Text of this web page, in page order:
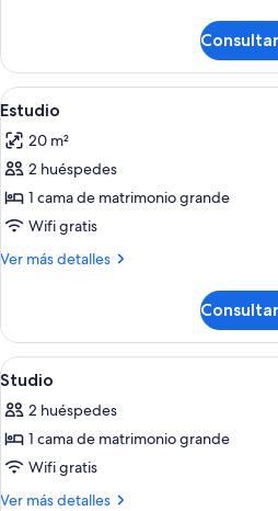
no
fumadores,
cocina
estándar,
habitaciones,
fumadores,
cocina
Abrir
todas
las
fotos
de
Estudio
Un
4
Estudio
20 m²
2 huéspedes
1 cama de matrimonio grande
Wifi gratis
Ver más detalles
Más
Abrir
todas
las
fotos
de
Studio
2
Studio
2 huéspedes
1 cama de matrimonio grande
Wifi gratis
Ver más detalles
Más